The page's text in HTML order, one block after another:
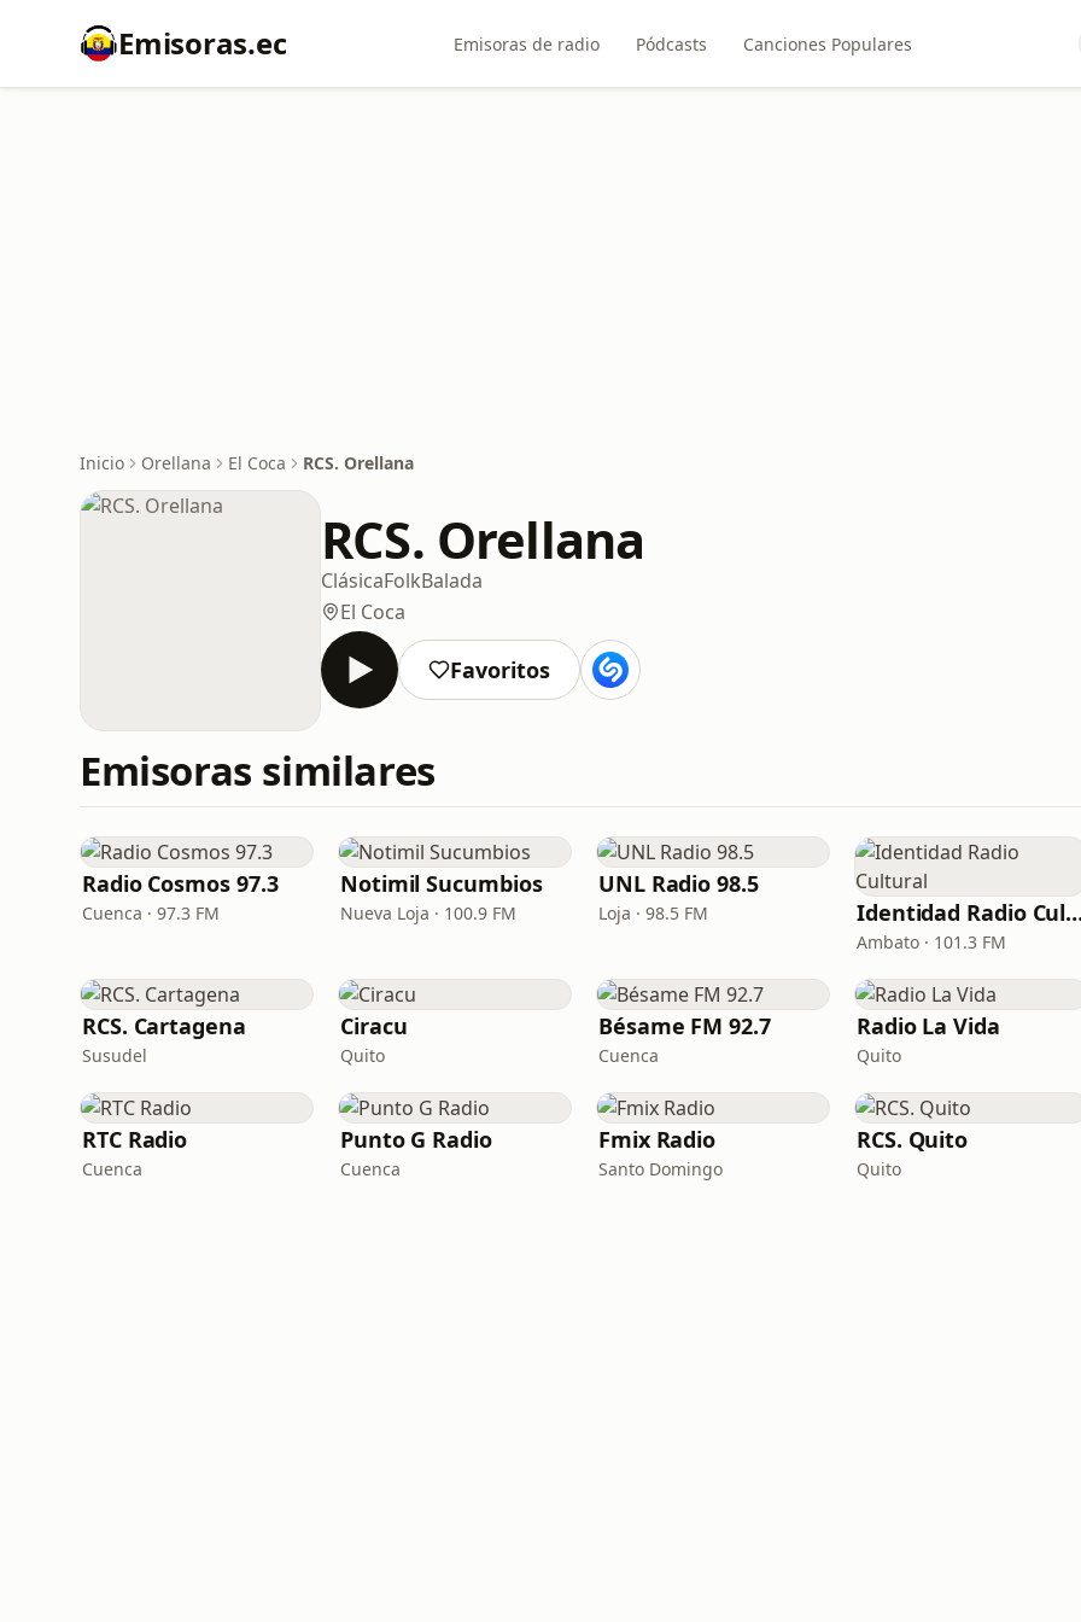
Emisoras.ec Emisoras de radio Pódcasts Canciones Populares
Inicio Orellana El Coca RCS. Orellana
RCS. Orellana
ClásicaFolkBalada
El Coca
Favoritos
Emisoras similares
Radio Cosmos 97.3
Cuenca · 97.3 FM
Notimil Sucumbios
Nueva Loja · 100.9 FM
UNL Radio 98.5
Loja · 98.5 FM Identidad
Ambato · 101.3 FM
RCS. Cartagena
Susudel
Ciracu
Quito
Bésame FM 92.7
Cuenca
Radio La Vida
Quito
RTC Radio
Cuenca
Punto G Radio
Cuenca
Fmix Radio
Santo Domingo
RCS. Quito
Quito